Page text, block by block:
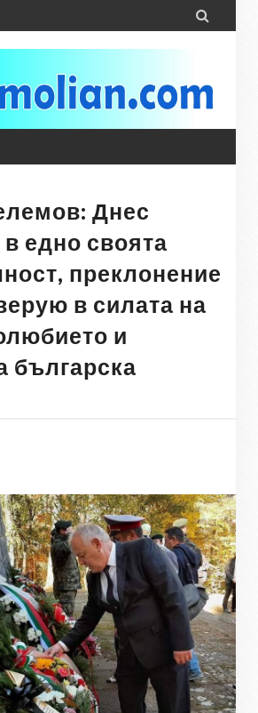

Днес
едно своята
преклонение
в силата на
и
българска